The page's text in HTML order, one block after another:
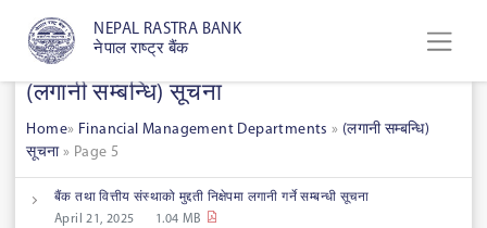
NEPAL RASTRA BANK
नेपाल राष्ट्र बैंक
(लगानी सम्बन्धि) सूचना
Home» Financial Management Departments» (लगानी सम्बन्धि)
सूचना» Page 5
बैंक तथा वित्तीय संस्थाको मुद्दती निक्षेपमा लगानी गर्ने सम्बन्धी सूचना
April 21, 2025
1.04 MB